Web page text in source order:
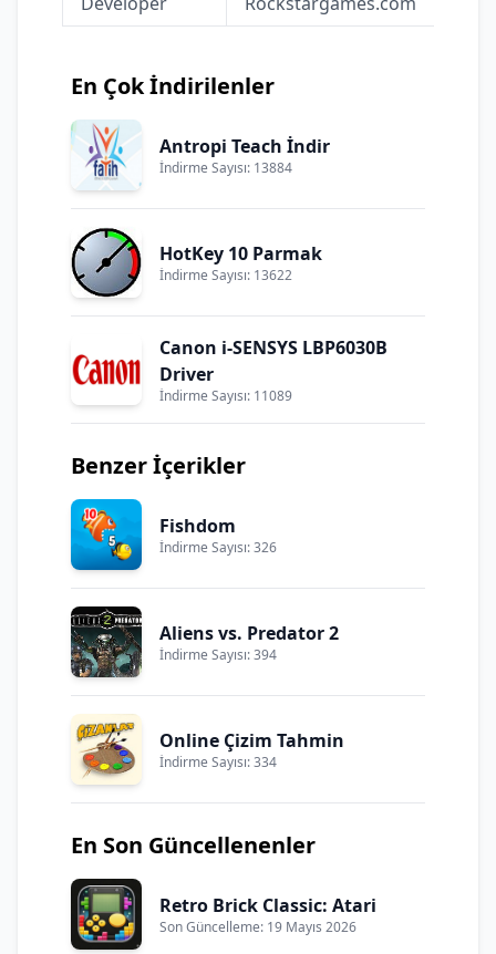
En Çok İndirilenler
Antropi Teach İndir
İndirme Sayısı: 13884
HotKey 10 Parmak
İndirme Sayısı: 13622
Canon i-SENSYS LBP6030B
Driver
İndirme Sayısı: 11089
Benzer İçerikler
Fishdom
İndirme Sayısı: 326
Aliens vs. Predator 2
İndirme Sayısı: 394
Online Çizim Tahmin
İndirme Sayısı: 334
En Son Güncellenenler
Retro Brick Classic: Atari
Son Güncelleme: 19 Mayıs 2026